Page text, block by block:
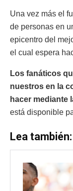
Una vez más el
de personas en
epicentro del
el cual espera
Los fanáticos
nuestros en la
hacer mediante
está disponible
Lea también: